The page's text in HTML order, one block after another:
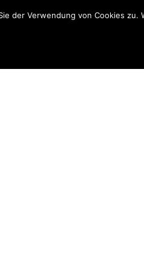
der Verwendung von Cookies zu.